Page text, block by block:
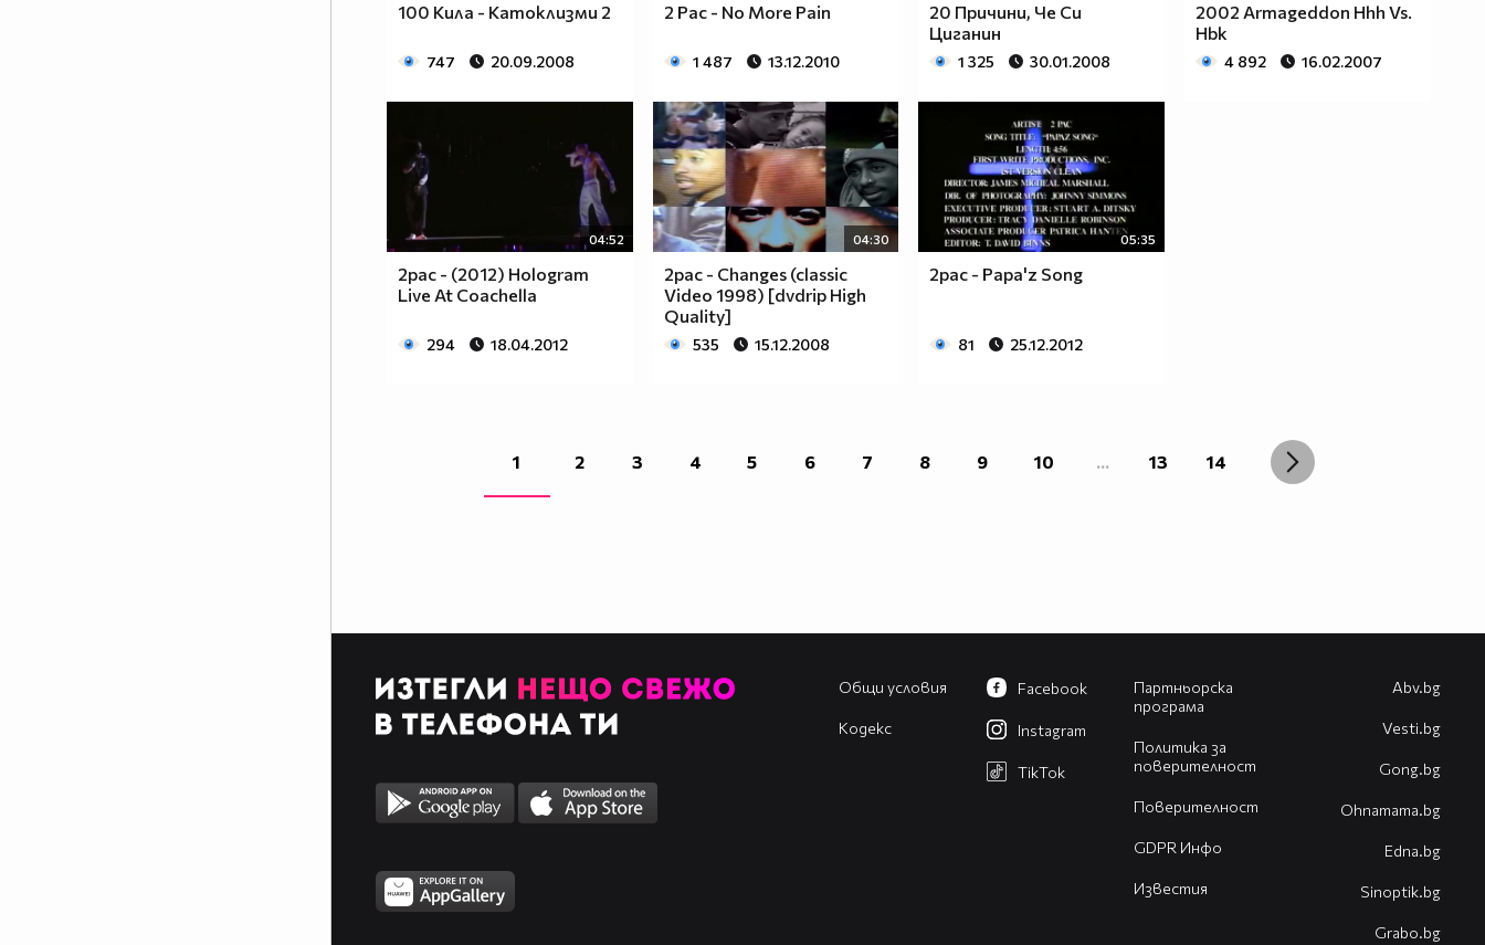
100 Кила - Катоклизми 2
747 20.09.2008
2 Pac - No More Pain
1 487 13.12.2010
20 Причини, Че Си
Циганин
1 325 30.01.2008
2002 Armageddon Hhh Vs.
Hbk
4 892 16.02.2007
04:52
2pac - (2012) Hologram
Live At Coachella
294 18.04.2012
04:30
2pac - Changes (classic
Video 1998) [dvdrip High
Quality]
535 15.12.2008
05:35
2pac - Papa'z Song
81 25.12.2012
1 2 3 4 5 6 7 8 9 10 ... 13 14
Общи условия
Кодекс
Партньорска
програма
Политика за
поверителност
Поверителност
GDPR Инфо
Известия
Facebook
Instagram
TikTok
Abv.bg
Vesti.bg
Gong.bg
Оhnamama.bg
Edna.bg
Sinoptik.bg
Grabo.bg